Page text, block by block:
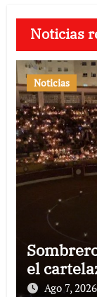
Noticias
Noticias
el
Ago 7, 2026